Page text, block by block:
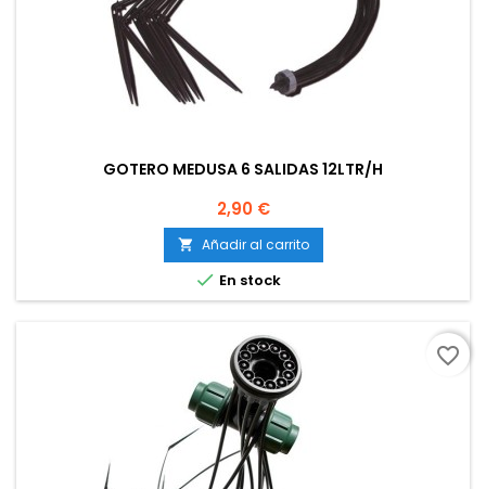
GOTERO MEDUSA 6 SALIDAS 12LTR/H
Precio
2,90 €
 Añadir al carrito
 En stock
favorite_border